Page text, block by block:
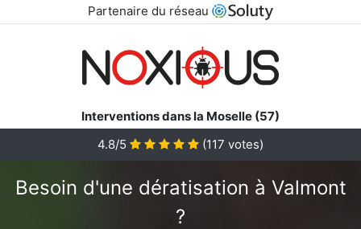
Partenaire du réseau
Interventions dans la Moselle (57)
4.8/5 (117 votes)
Besoin d'une dératisation à Valmont
?